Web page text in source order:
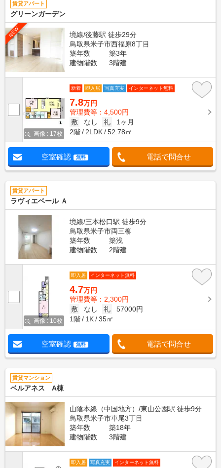
賃貸アパート
グリーンガーデン
NEW
境線/後藤駅 徒歩29分
鳥取県米子市西福原8丁目
築年数
築3年
建物階数
3階建
画像 : 17枚
新着 即入居 写真充実 インターネット無料
7.8万円
管理費等：4,500円
敷
なし 礼
1ヶ月
2階
2LDK 52.78㎡
空室確認 無料 電話で問合せ
賃貸アパート
ラヴィエベール Ａ
境線/三本松口駅 徒歩9分
鳥取県米子市両三柳
築年数
築浅
建物階数
2階建
画像 : 10枚
即入居 インターネット無料
4.7万円
管理費等：2,300円
敷
なし 礼
57000円
1階
1K 35㎡
空室確認 無料 電話で問合せ
賃貸マンション
ベルアネス A棟
山陰本線（中国地方）/東山公園駅 徒歩9分
鳥取県米子市車尾3丁目
築年数
築18年
建物階数
3階建
即入居 写真充実 インターネット無料